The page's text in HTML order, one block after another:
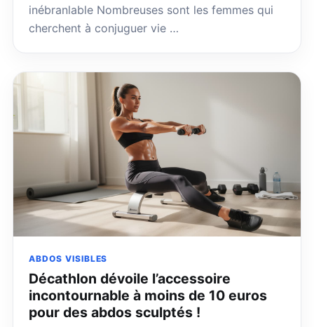
inébranlable Nombreuses sont les femmes qui
cherchent à conjuguer vie …
ABDOS VISIBLES
Décathlon dévoile l’accessoire
incontournable à moins de 10 euros
pour des abdos sculptés !